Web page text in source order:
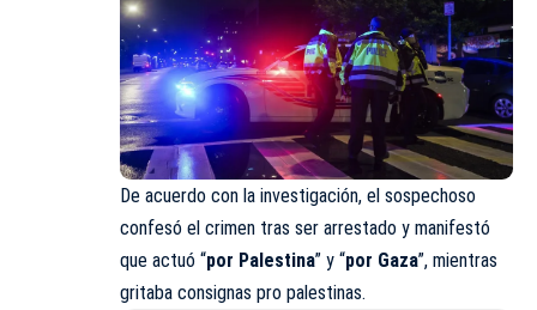
De acuerdo con la investigación, el sospechoso
confesó el crimen tras ser arrestado y manifestó
que actuó “por Palestina” y “por Gaza”, mientras
gritaba consignas pro palestinas.